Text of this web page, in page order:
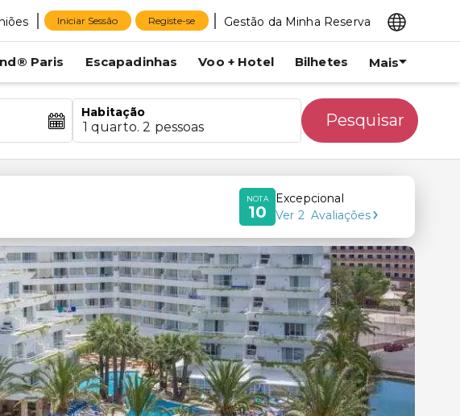
Iniciar Sessão Registe-se Gestão da Minha Reserva
Paris Escapadinhas Voo + Hotel Bilhetes Mais
Habitação
1 quarto. 2 pessoas Pesquisar
NOTA
10
Excepcional
Ver 2 Avaliações